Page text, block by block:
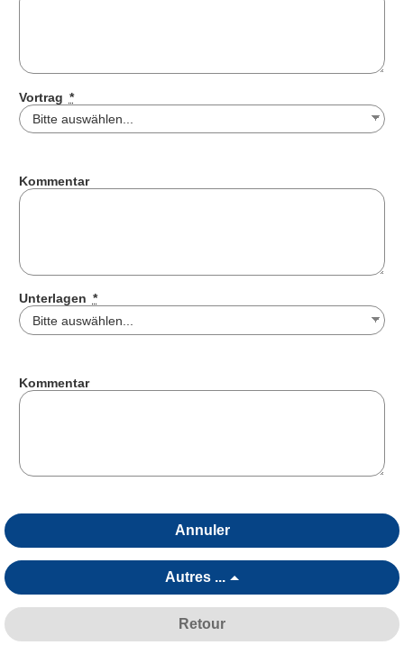
Vortrag *
Kommentar
Unterlagen *
Kommentar
Annuler
Autres ...
Retour